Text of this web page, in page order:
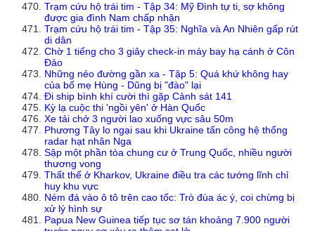
Trạm cứu hộ trái tim - Tập 34: Mỹ Đình tự ti, sợ không
được gia đình Nam chấp nhận
Trạm cứu hộ trái tim - Tập 35: Nghĩa và An Nhiên gấp rút
di dân
Chờ 1 tiếng cho 3 giây check-in máy bay hạ cánh ở Côn
Đảo
Những nẻo đường gần xa - Tập 5: Quá khứ không hay
của bố mẹ Hùng - Dũng bị "đào" lại
Đi ship bình khí cười thì gặp Cảnh sát 141
Kỳ lạ cuộc thi 'ngồi yên' ở Hàn Quốc
Xe tải chở 3 người lao xuống vực sâu 50m
Phương Tây lo ngại sau khi Ukraine tấn công hệ thống
radar hạt nhân Nga
Sập một phần tòa chung cư ở Trung Quốc, nhiều người
thương vong
Thất thế ở Kharkov, Ukraine điều tra các tướng lĩnh chỉ
huy khu vực
Ném đá vào ô tô trên cao tốc: Trò đùa ác ý, coi chừng bị
xử lý hình sự
Papua New Guinea tiếp tục sơ tán khoảng 7.900 người